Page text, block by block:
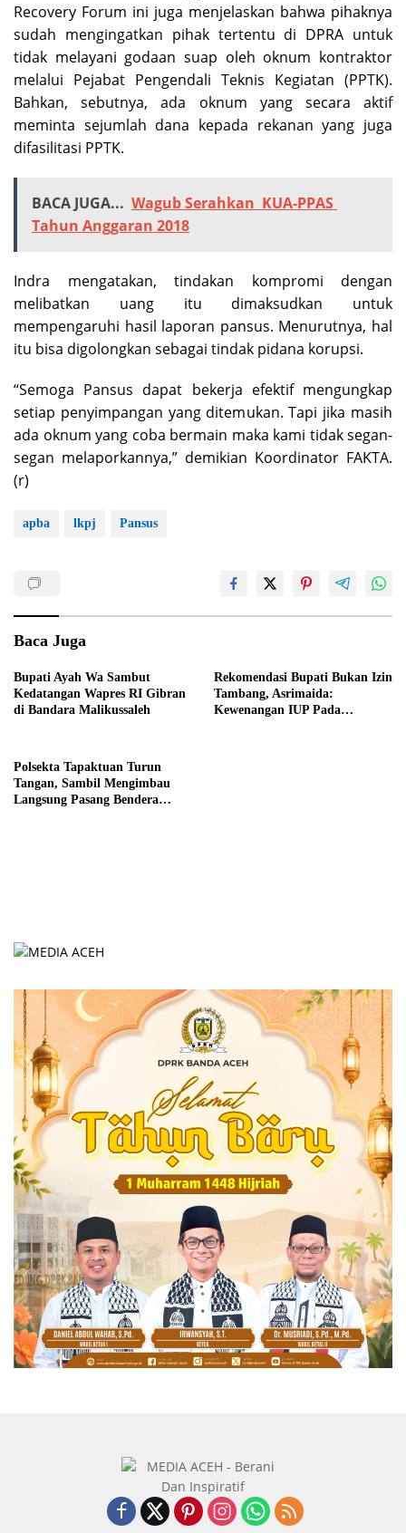
Recovery Forum ini juga menjelaskan bahwa pihaknya
sudah mengingatkan pihak tertentu di DPRA untuk
tidak melayani godaan suap oleh oknum kontraktor
melalui Pejabat Pengendali Teknis Kegiatan (PPTK).
Bahkan, sebutnya, ada oknum yang secara aktif
meminta sejumlah dana kepada rekanan yang juga
difasilitasi PPTK.
BACA JUGA... Wagub Serahkan KUA-PPAS
Tahun Anggaran 2018
Indra mengatakan, tindakan kompromi dengan
melibatkan uang itu dimaksudkan untuk
mempengaruhi hasil laporan pansus. Menurutnya, hal
itu bisa digolongkan sebagai tindak pidana korupsi.
“Semoga Pansus dapat bekerja efektif mengungkap
setiap penyimpangan yang ditemukan. Tapi jika masih
ada oknum yang coba bermain maka kami tidak segan-
segan melaporkannya,” demikian Koordinator FAKTA.
(r)
apba lkpj Pansus
Baca Juga
Bupati Ayah Wa Sambut
Kedatangan Wapres RI Gibran
di Bandara Malikussaleh
Rekomendasi Bupati Bukan Izin
Tambang, Asrimaida:
Kewenangan IUP Pada
Polsekta Tapaktuan Turun
Tangan, Sambil Mengimbau
Langsung Pasang Bendera